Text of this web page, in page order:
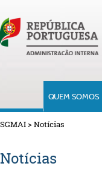
QUEM SOMOS
SGMAI>Notícias
Notícias